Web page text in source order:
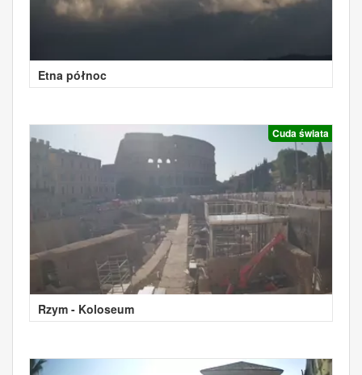
Etna północ
Cuda świata
Rzym - Koloseum